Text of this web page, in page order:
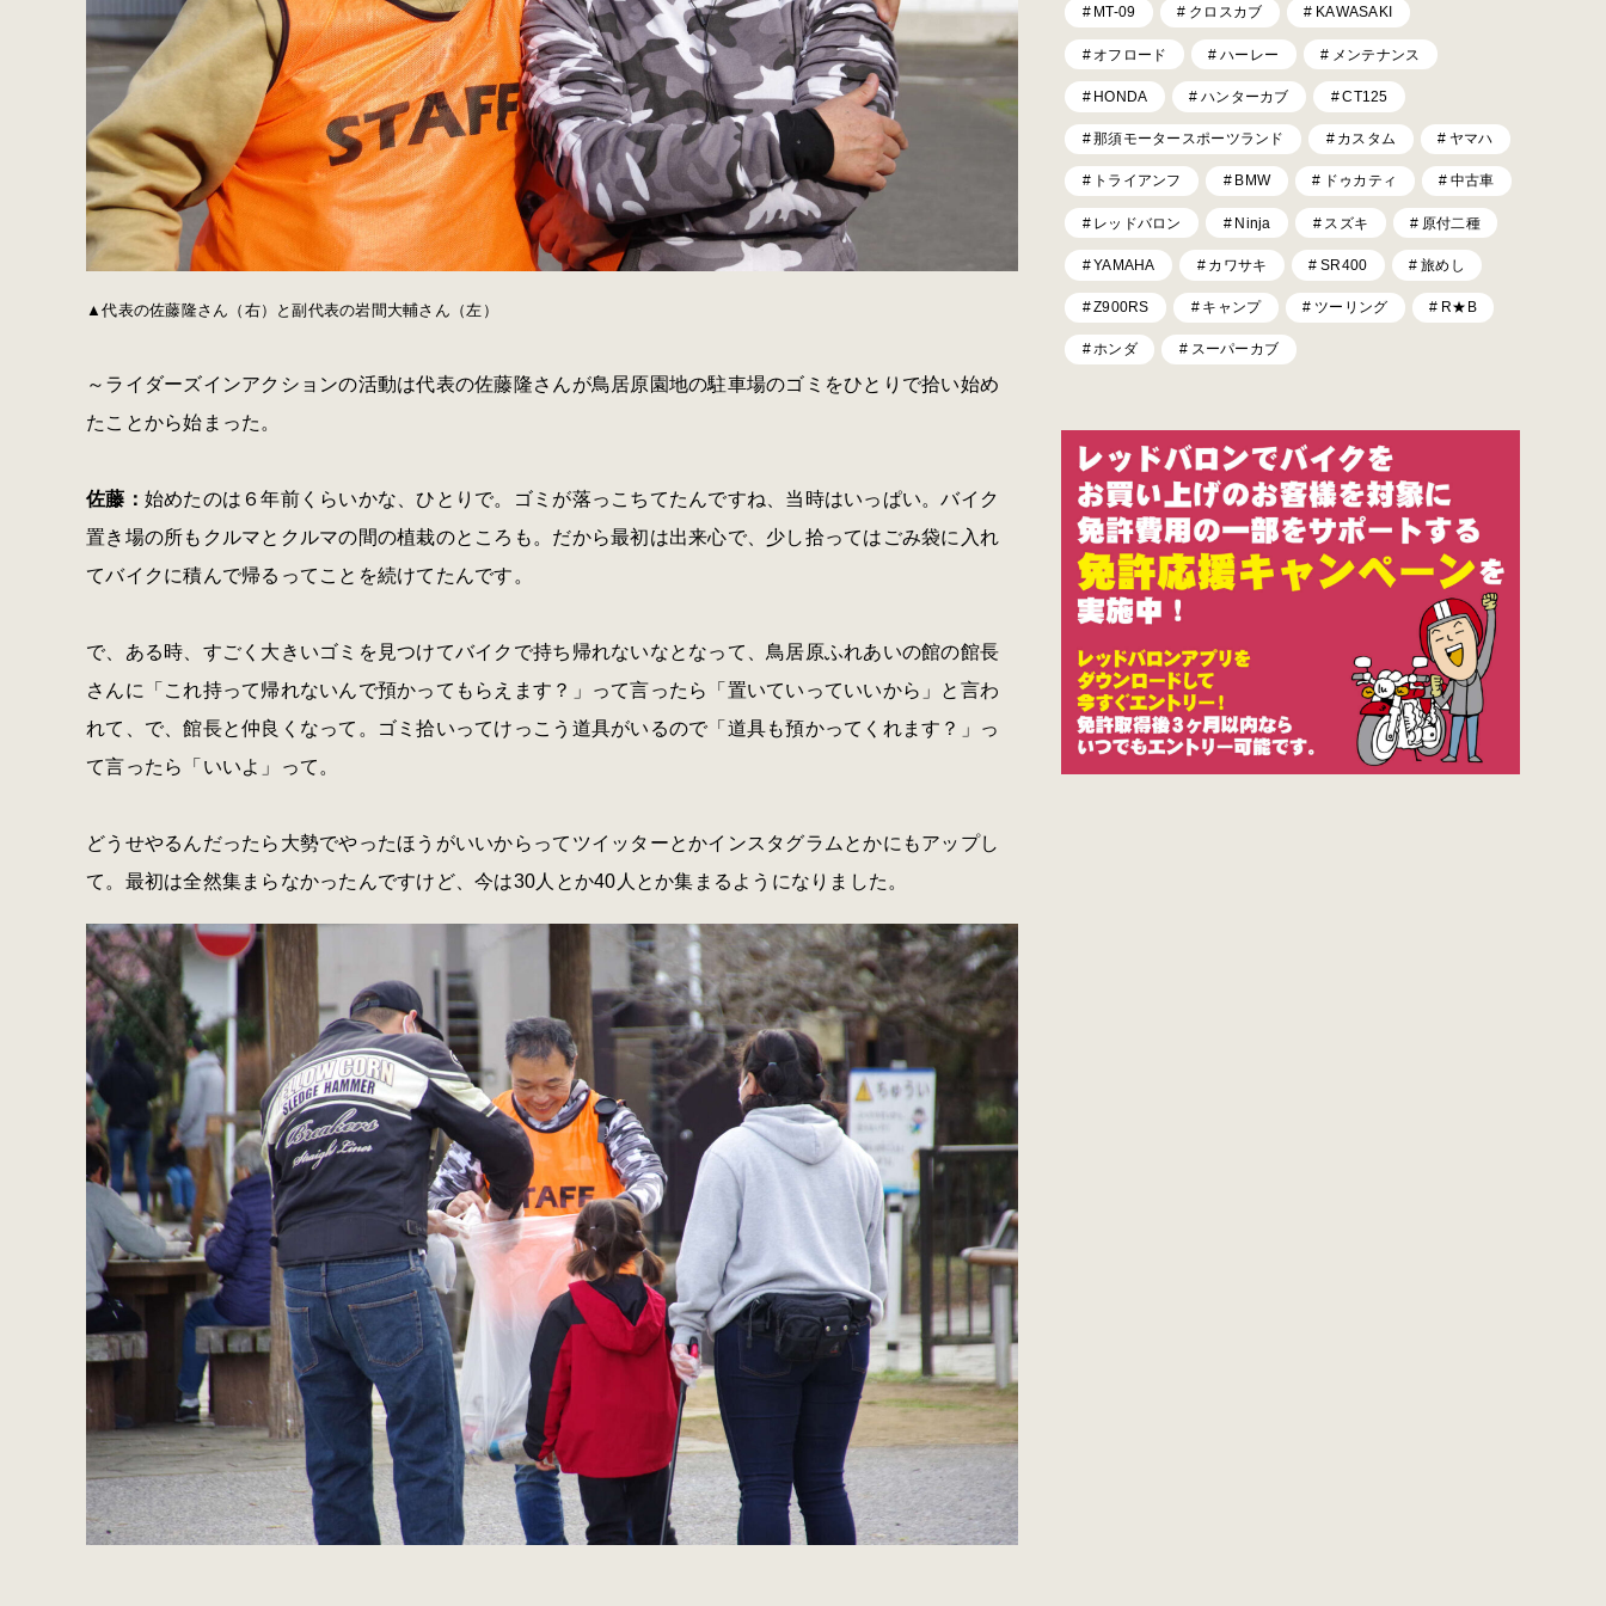
▲代表の佐藤隆さん（右）と副代表の岩間大輔さん（左）
～ライダーズインアクションの活動は代表の佐藤隆さんが鳥居原園地の駐車場のゴミをひとりで拾い始め
たことから始まった。
佐藤： 始めたのは６年前くらいかな、ひとりで。ゴミが落っこちてたんですね、当時はいっぱい。バイク
置き場の所もクルマとクルマの間の植栽のところも。だから最初は出来心で、少し拾ってはごみ袋に入れ
てバイクに積んで帰るってことを続けてたんです。
で、ある時、すごく大きいゴミを見つけてバイクで持ち帰れないなとなって、鳥居原ふれあいの館の館長
さんに「これ持って帰れないんで預かってもらえます？」って言ったら「置いていっていいから」と言わ
れて、で、館長と仲良くなって。ゴミ拾いってけっこう道具がいるので「道具も預かってくれます？」っ
て言ったら「いいよ」って。
どうせやるんだったら大勢でやったほうがいいからってツイッターとかインスタグラムとかにもアップし
て。最初は全然集まらなかったんですけど、今は30人とか40人とか集まるようになりました。
MT-09 クロスカブ KAWASAKI
オフロード ハーレー メンテナンス
HONDA ハンターカブ CT125
那須モータースポーツランド カスタム ヤマハ
トライアンフ BMW ドゥカティ 中古車
レッドバロン Ninja スズキ 原付二種
YAMAHA カワサキ SR400 旅めし
Z900RS キャンプ ツーリング R★B
ホンダ スーパーカブ